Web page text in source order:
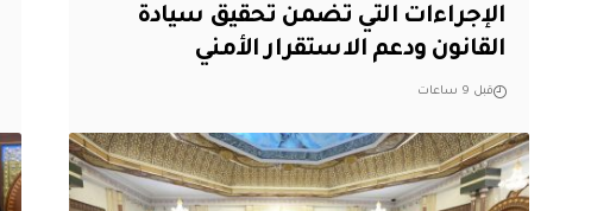
الإجراءات التي تضمن تحقيق سيادة
القانون ودعم الاستقرار الأمني
قبل 9 ساعات